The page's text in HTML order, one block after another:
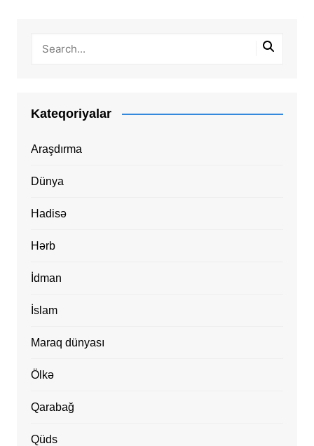
Kateqoriyalar
Araşdırma
Dünya
Hadisə
Hərb
İdman
İslam
Maraq dünyası
Ölkə
Qarabağ
Qüds